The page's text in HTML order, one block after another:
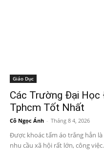
Giáo Dục
Các Trường Đại Học
Tphcm Tốt Nhất
Cô Ngọc Ánh - Tháng 8 4, 2026
Được khoác tấm áo trắng hẳn
nhu cầu xã hội rất lớn, công